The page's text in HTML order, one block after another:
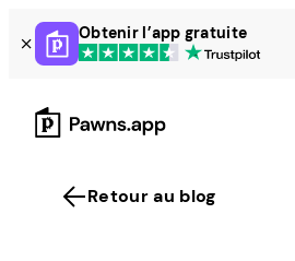
Skip
to
content
Obtenir l’app gratuite
Retour au blog